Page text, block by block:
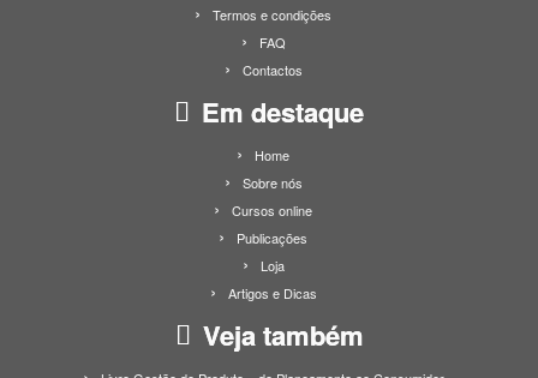
Termos e condições
FAQ
Contactos
Em destaque
Home
Sobre nós
Cursos online
Publicações
Loja
Artigos e Dicas
Veja também